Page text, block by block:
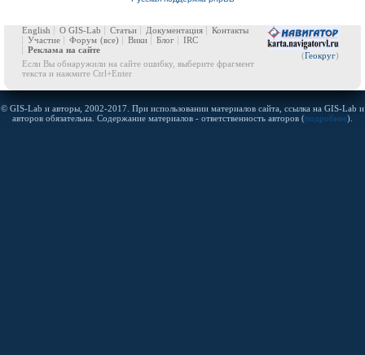
(Геокруг)
English О GIS-Lab Статьи Документация
Контакты
Участие
Форум (все) Вики Блог
IRC
Реклама на сайте
Если Вы обнаружили на сайте ошибку, выберите фрагмент
текста и нажмите Ctrl+Enter
© GIS-Lab и авторы, 2002-2017. При использовании материалов сайта, ссылка на GIS-Lab и
авторов обязательна. Содержание материалов - ответственность авторов (подробнее).